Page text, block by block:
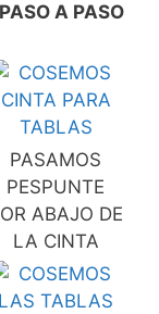
A PASO
PASAMOS
PESPUNTE
ABAJO DE
LA CINTA